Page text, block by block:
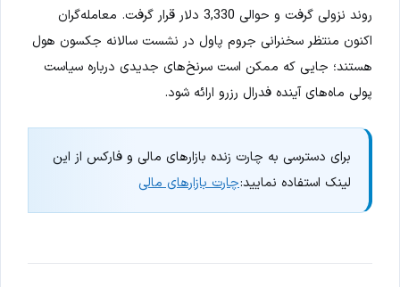
روند نزولی گرفت و حوالی 3,330 دلار قرار گرفت. معامله‌گران
اکنون منتظر سخنرانی جروم پاول در نشست سالانه جکسون هول
هستند؛ جایی که ممکن است سرنخ‌های جدیدی درباره سیاست
پولی ماه‌های آینده فدرال رزرو ارائه شود.
برای دسترسی به چارت زنده بازارهای مالی و فارکس از این
لینک استفاده نمایید:چارت بازارهای مالی